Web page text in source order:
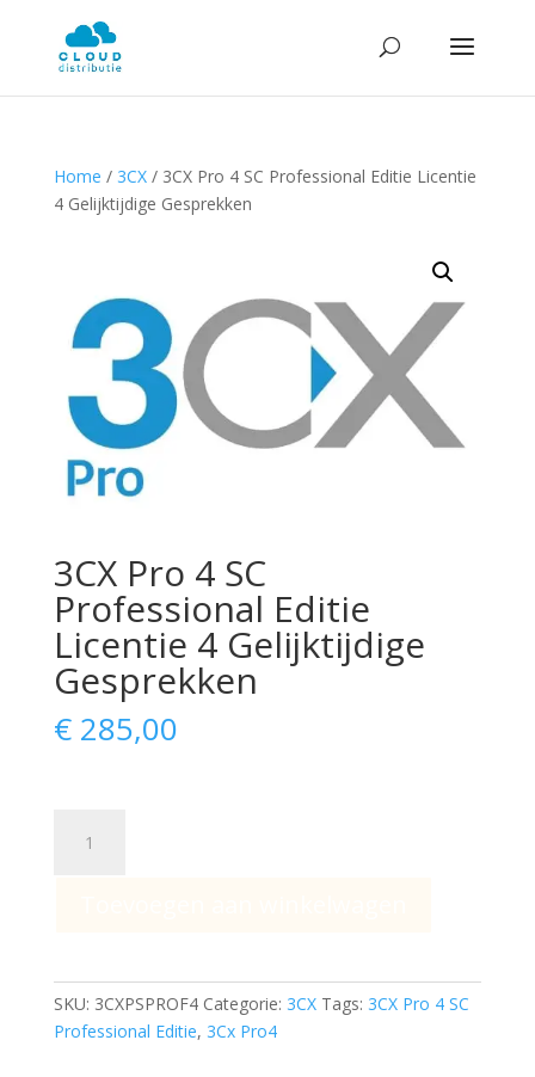
Home / 3CX/ 3CX Pro 4 SC Professional Editie Licentie
4 Gelijktijdige Gesprekken
3CX Pro 4 SC
Professional Editie
Licentie 4 Gelijktijdige
Gesprekken
€285,00
Licentie
4
Gelijktijdige
SKU: 3CXPSPROF4 Categorie: 3CX Tags: 3CX Pro 4 SC
Professional Editie, 3Cx Pro4